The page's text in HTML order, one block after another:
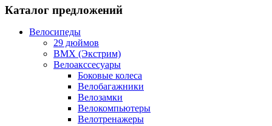
Каталог предложений
Велосипеды
29 дюймов
BMX (Экстрим)
Велоакссесуары
Боковые колеса
Велобагажники
Велозамки
Велокомпьютеры
Велотренажеры